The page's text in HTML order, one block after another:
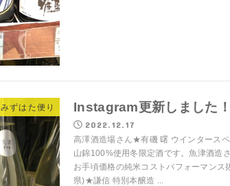
みずはた便り Instagram更新しました！
2022.12.17
高澤酒造場さん★有磯 曙 ウインタース
山錦100%使用冬限定酒です。魚津酒造
お手頃価格の純米コストパフォーマンス
県)★謙信 特別本醸造 ...